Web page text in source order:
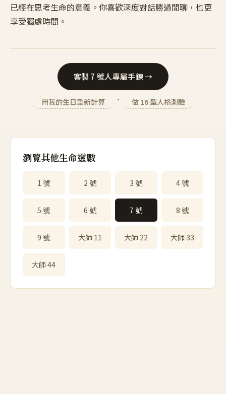
已經在思考生命的意義。你喜歡深度對話勝過閒聊，也更
享受獨處時間。
客製7 號人專屬手鍊 →
用我的生日重新計算 ・ 做 16 型人格測驗
瀏覽其他生命靈數
1 號 2 號 3 號 4 號
5 號 6 號 7 號 8 號
9 號 大師 11 大師 22 大師 33
大師 44